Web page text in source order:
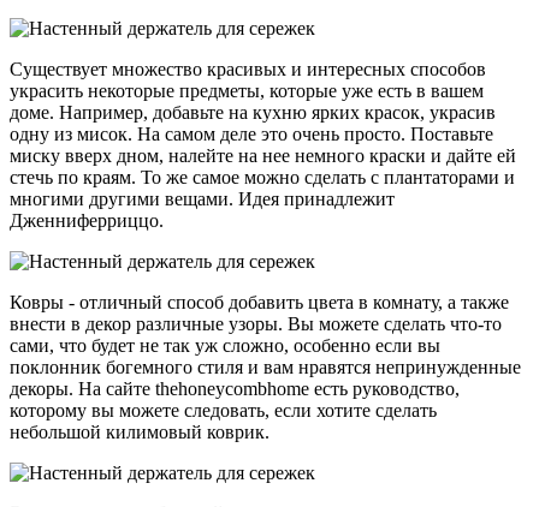
Существует множество красивых и интересных способов
украсить некоторые предметы, которые уже есть в вашем
доме. Например, добавьте на кухню ярких красок, украсив
одну из мисок. На самом деле это очень просто. Поставьте
миску вверх дном, налейте на нее немного краски и дайте ей
стечь по краям. То же самое можно сделать с плантаторами и
многими другими вещами. Идея принадлежит
Дженниферриццо.
Ковры - отличный способ добавить цвета в комнату, а также
внести в декор различные узоры. Вы можете сделать что-то
сами, что будет не так уж сложно, особенно если вы
поклонник богемного стиля и вам нравятся непринужденные
декоры. На сайте thehoneycombhome есть руководство,
которому вы можете следовать, если хотите сделать
небольшой килимовый коврик.